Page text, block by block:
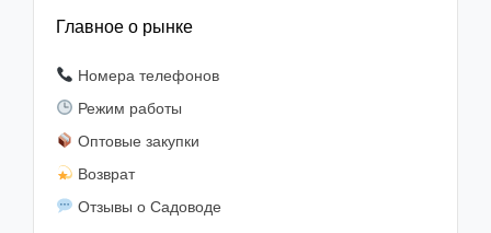
Главное о рынке
Номера телефонов
Режим работы
Оптовые закупки
Возврат
Отзывы о Садоводе